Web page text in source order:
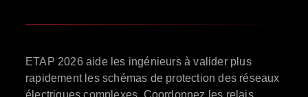
ETAP 2026 aide les ingénieurs à valider plus
rapidement les schémas de protection des réseaux
électriques complexes. Coordonnez les relais,